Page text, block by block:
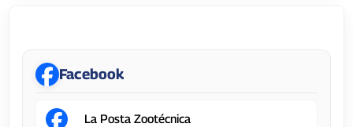
Facebook
La Posta Zootécnica